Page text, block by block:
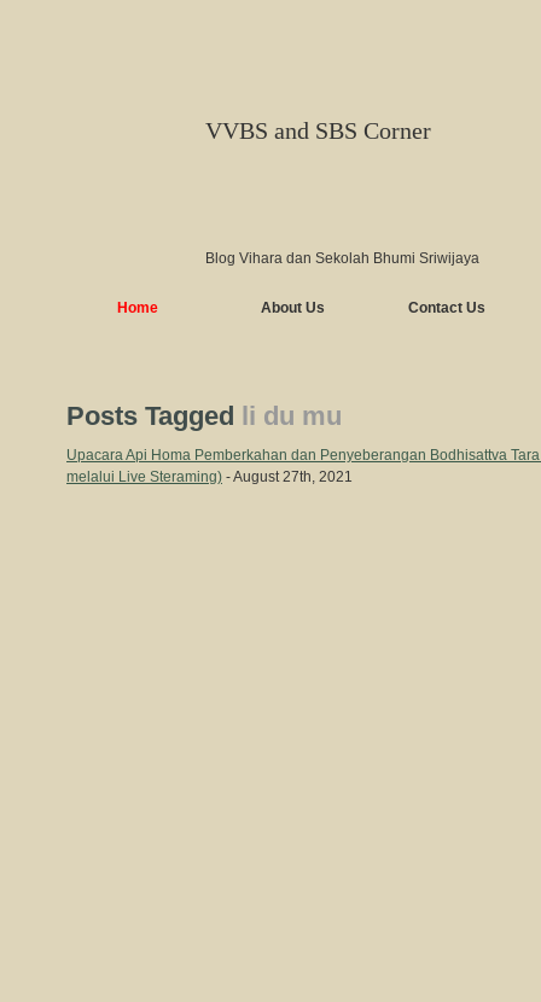
VVBS and SBS Corner
Blog Vihara dan Sekolah Bhumi Sriwijaya
Home About Us Contact Us
Posts Tagged li du mu
Upacara Api Homa Pemberkahan dan Penyeberangan Bodhisattva
melalui Live Steraming) - August 27th, 2021